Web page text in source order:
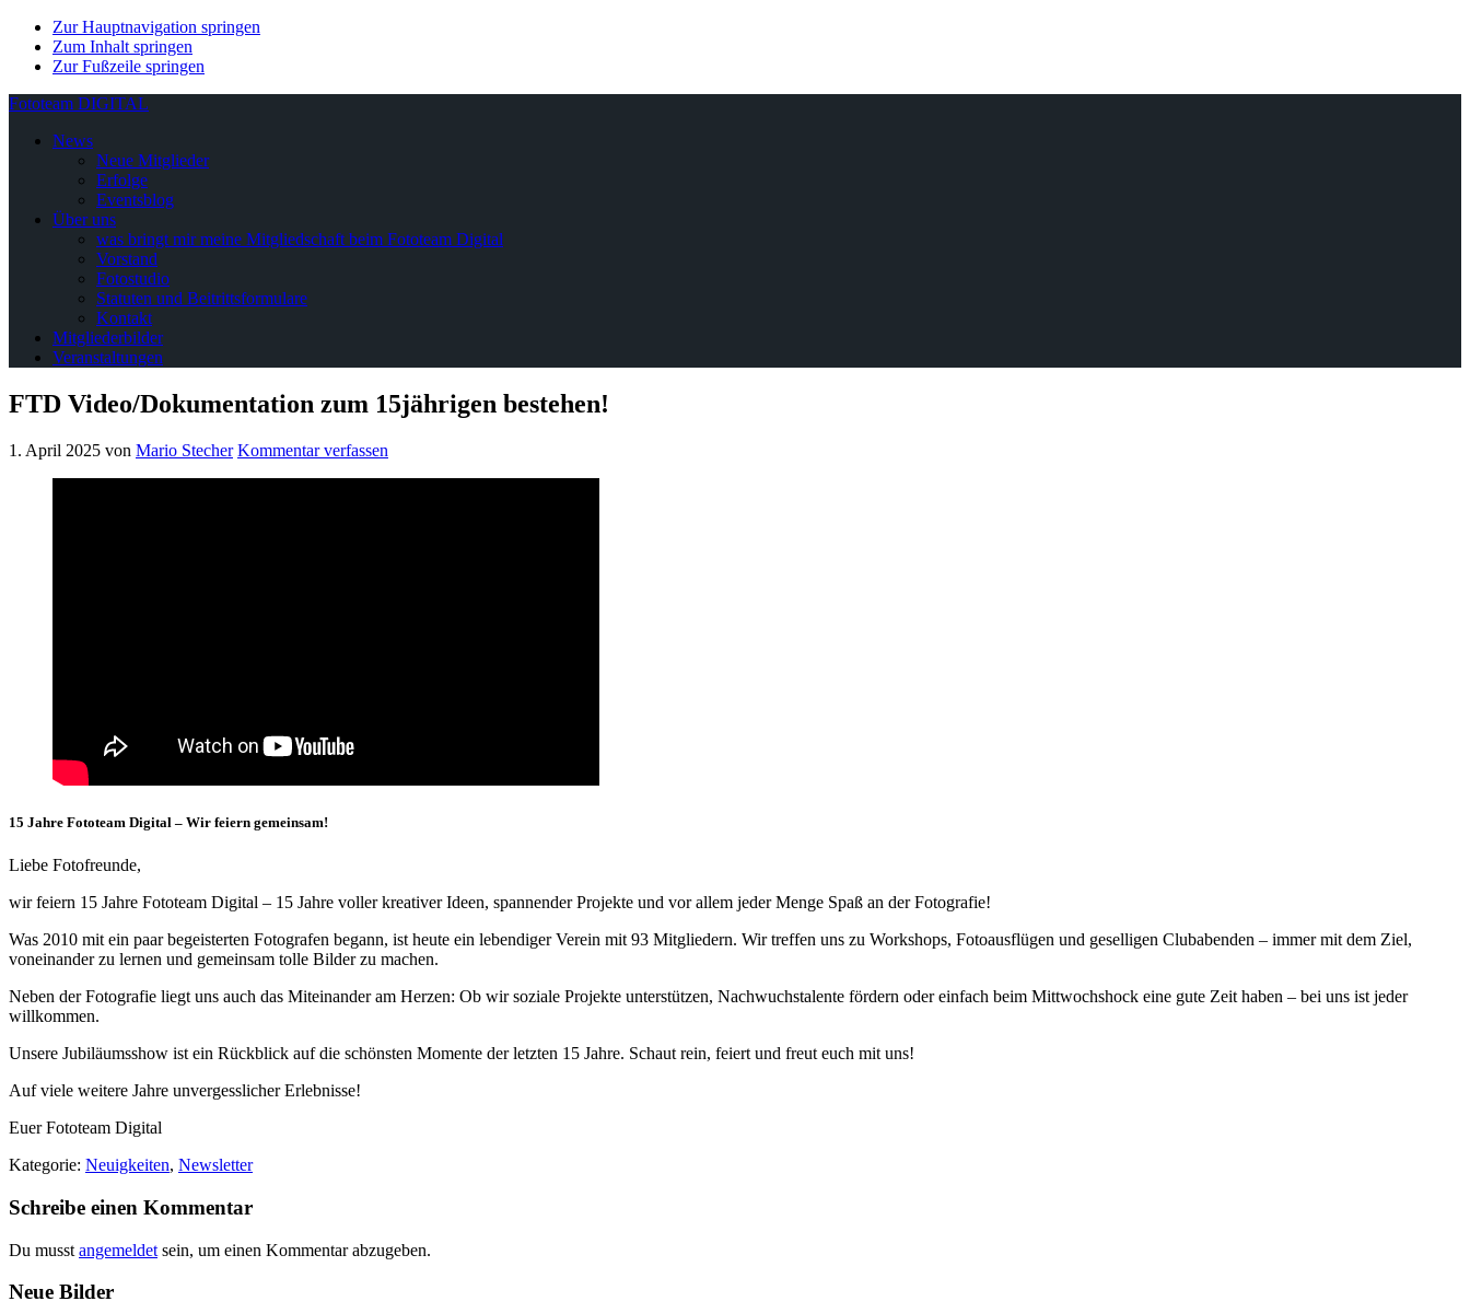
Zur Hauptnavigation springen
Zum Inhalt springen
Zur Fußzeile springen
Fototeam DIGITAL
News
Neue Mitglieder
Erfolge
Eventsblog
Über uns
was bringt mir meine Mitgliedschaft beim Fototeam Digital
Vorstand
Fotostudio
Statuten und Beitrittsformulare
Kontakt
Mitgliederbilder
Veranstaltungen
FTD Video/Dokumentation zum 15jährigen bestehen!
1. April 2025 von Mario Stecher Kommentar verfassen
15 Jahre Fototeam Digital – Wir feiern gemeinsam!
Liebe Fotofreunde,
wir feiern 15 Jahre Fototeam Digital – 15 Jahre voller kreativer Ideen, spannender Projekte und vor allem jeder Menge Spaß an der Fotografie!
Was 2010 mit ein paar begeisterten Fotografen begann, ist heute ein lebendiger Verein mit 93 Mitgliedern. Wir treffen uns zu Workshops, Fotoausflügen und geselligen Clubabenden – immer mit dem Ziel,
voneinander zu lernen und gemeinsam tolle Bilder zu machen.
Neben der Fotografie liegt uns auch das Miteinander am Herzen: Ob wir soziale Projekte unterstützen, Nachwuchstalente fördern oder einfach beim Mittwochshock eine gute Zeit haben – bei uns ist jeder
willkommen.
Unsere Jubiläumsshow ist ein Rückblick auf die schönsten Momente der letzten 15 Jahre. Schaut rein, feiert und freut euch mit uns!
Auf viele weitere Jahre unvergesslicher Erlebnisse!
Euer Fototeam Digital
Kategorie: Neuigkeiten, Newsletter
Leser-
Schreibe einen Kommentar
Du musst angemeldet sein, um einen Kommentar abzugeben.
Footer
Neue Bilder